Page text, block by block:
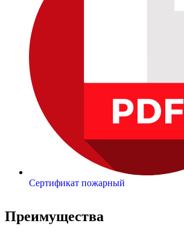
Сертификат пожарный
Преимущества